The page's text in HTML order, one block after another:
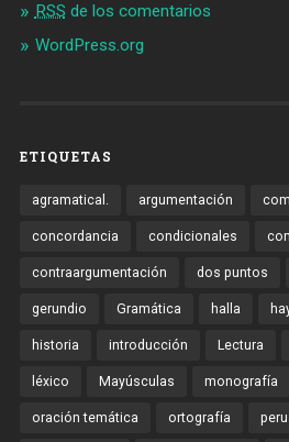
RSS de los comentarios
WordPress.org
ETIQUETAS
agramatical. argumentación
concordancia condicionales
contraargumentación dos puntos
gerundio Gramática halla
historia introducción Lectura
léxico Mayúsculas monografía
oración temática ortografía